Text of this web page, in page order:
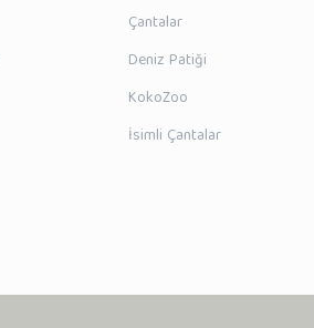
Çantalar
Deniz Patiği
KokoZoo
İsimli Çantalar